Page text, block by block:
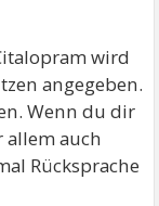
wird
angegeben.
Wenn du dir
allem auch
Rücksprache